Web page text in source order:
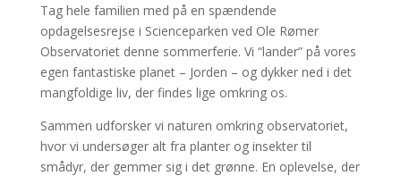
Tag hele familien med på en spændende
opdagelsesrejse i Scienceparken ved Ole Rømer
Observatoriet denne sommerferie. Vi “lander” på vores
egen fantastiske planet – Jorden – og dykker ned i det
mangfoldige liv, der findes lige omkring os.
Sammen udforsker vi naturen omkring observatoriet,
hvor vi undersøger alt fra planter og insekter til
smådyr, der gemmer sig i det grønne. En oplevelse, der